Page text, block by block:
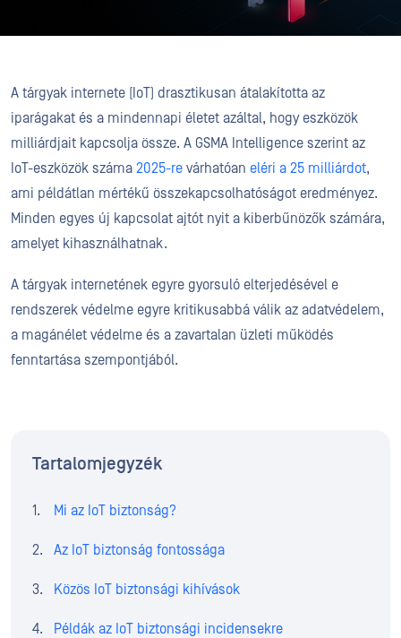
A tárgyak internete (IoT) drasztikusan átalakította az
iparágakat és a mindennapi életet azáltal, hogy eszközök
milliárdjait kapcsolja össze. A GSMA Intelligence szerint az
IoT-eszközök száma 2025-re várhatóan eléri a 25 milliárdot,
ami példátlan mértékű összekapcsolhatóságot eredményez.
Minden egyes új kapcsolat ajtót nyit a kiberbűnözők számára,
amelyet kihasználhatnak.
A tárgyak internetének egyre gyorsuló elterjedésével e
rendszerek védelme egyre kritikusabbá válik az adatvédelem,
a magánélet védelme és a zavartalan üzleti működés
fenntartása szempontjából.
Tartalomjegyzék
Mi az IoT biztonság?
Az IoT biztonság fontossága
Közös IoT biztonsági kihívások
Példák az IoT biztonsági incidensekre